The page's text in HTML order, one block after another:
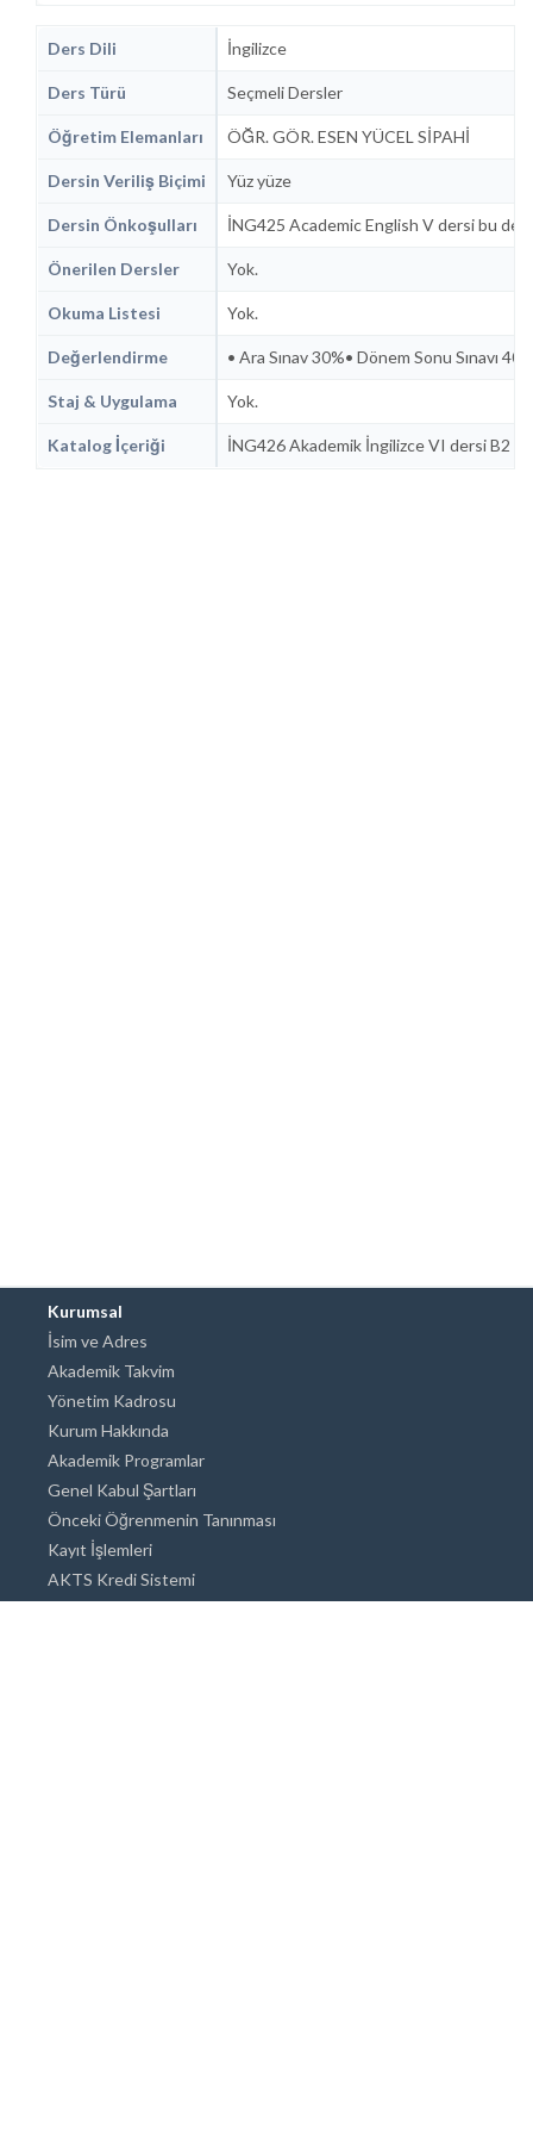
Ders Dili İngilizce
Ders Türü Seçmeli Dersler
Öğretim Elemanları ÖĞR. GÖR. ESEN YÜCEL SİPAHİ
Dersin Veriliş Biçimi Yüz yüze
Dersin Önkoşulları İNG425 Academic English V dersi bu
Önerilen Dersler Yok.
Okuma Listesi Yok.
Değerlendirme • Ara Sınav 30%• Dönem Sonu Sınavı
Staj & Uygulama Yok.
Katalog İçeriği İNG426 Akademik İngilizce VI dersi B2
Kurumsal
İsim ve Adres
Akademik Takvim
Yönetim Kadrosu
Kurum Hakkında
Akademik Programlar
Genel Kabul Şartları
Önceki Öğrenmenin Tanınması
Kayıt İşlemleri
AKTS Kredi Sistemi